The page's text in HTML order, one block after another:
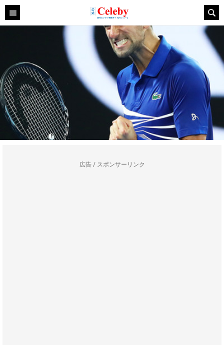
広告 / スポンサーリンク